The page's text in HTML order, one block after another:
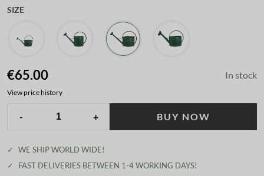
SIZE
€65.00 In stock
View price history
- + BUY NOW
✓
WE SHIP WORLD WIDE!
✓
FAST DELIVERIES BETWEEN 1-4 WORKING DAYS!